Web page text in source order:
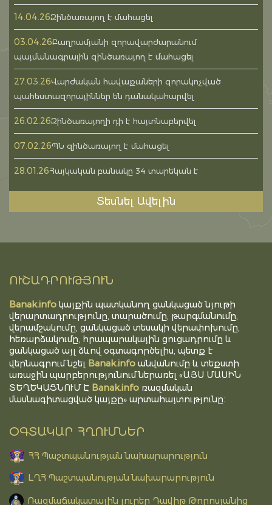
14.04.26Զինծառայող է մահացել
03.04.26Բաղրամյանի զորավարժարանում
պայմանագրային զինծառայող է մահացել
27.03.26Վարժական հավաքաների զորակոչված
պահեստազորայիններ են դանակահարվել
26.02.26Զինծառայողի դի է հայտնաբերվել
07.02.26ՊՆ զինծառայող է մահացել
28.01.26Հայկական բանակը 34 տարեկան է
Տեսնել Ավելին
ՈՒՇԱԴՐՈՒԹՅՈՒՆ
Banak.info կայքին պատկանող ցանկացած նյութի
վերարտադրությունը, տարածումը, թարգմանումը,
վերամշակումը, ցանկացած տեսակի վերափոխումը,
հեռարձակումը, հրապարակային ցուցադրումը և
ցանկացած այլ ձևով օգտագործելիս, պետք է
վերնագրում նշել Banak.info անվանումը և տեքստի
առաջին պարբերությունում ներառել «ԱՅՍ ՄԱՍԻՆ
ՏԵՂԵԿԱՑՆՈՒՄ Է Banak.info ռազմական
մասնագիտացված կայքը» արտահայտությունը։
ՕԳՏԱԿԱՐ ՀՂՈՒՄՆԵՐ
ՀՀ Պաշտպանության նախարարություն
ԼՂՀ Պաշտպանության նախարարություն
Ռազմաճակատային լուրեր Դավիթ Թորոսյանից